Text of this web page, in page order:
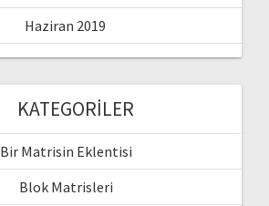
Haziran 2019
KATEGORILER
Bir Matrisin Eklentisi
Blok Matrisleri